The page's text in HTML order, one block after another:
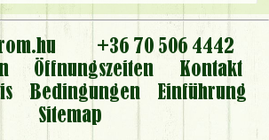
non stop geöffnet?
Blumenstrauß persönlich
nur per Blumenversand?
für ländliche Gebiete möglich?
+36 70 506 4442
Öffnungszeiten
Kontakt
Bedingungen
Einführung
Sitemap